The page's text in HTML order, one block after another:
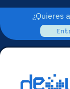
¿Quieres